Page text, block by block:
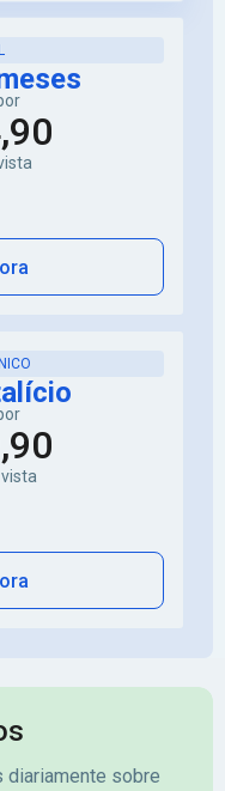
diariamente sobre